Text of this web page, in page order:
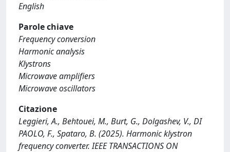
English
Parole chiave
Frequency conversion
Harmonic analysis
Klystrons
Microwave amplifiers
Microwave oscillators
Citazione
Leggieri, A., Behtouei, M., Burt, G., Dolgashev, V., DI
PAOLO, F., Spataro, B. (2025). Harmonic klystron
frequency converter. IEEE TRANSACTIONS ON